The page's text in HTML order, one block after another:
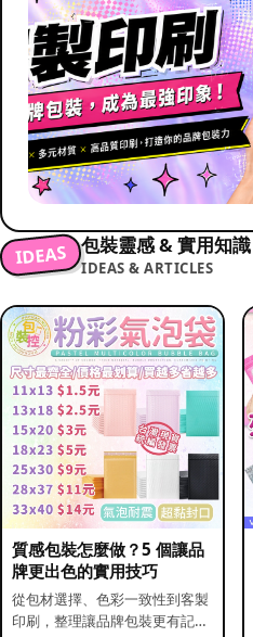
IDEAS 包裝靈感 & 實用知識
IDEAS & ARTICLES
質感包裝怎麼做？5 個讓品
牌更出色的實用技巧
從包材選擇、色彩一致性到客製
印刷，整理讓品牌包裝更有記憶